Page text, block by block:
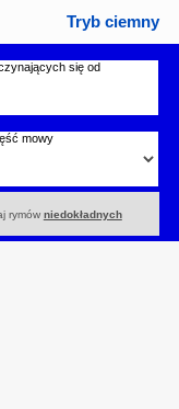
Tryb ciemny
się od
mowy
rymów niedokładnych